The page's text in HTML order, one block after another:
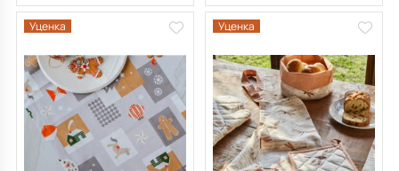
Уценка Уценка